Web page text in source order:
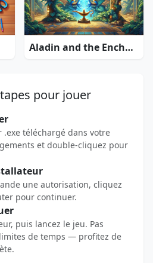
Aladin and the Enchanted Lamp: Extended Edition
pour jouer
.exe téléchargé dans votre
et double-cliquez pour
une autorisation, cliquez
pour continuer.
puis lancez le jeu. Pas
de temps — profitez de